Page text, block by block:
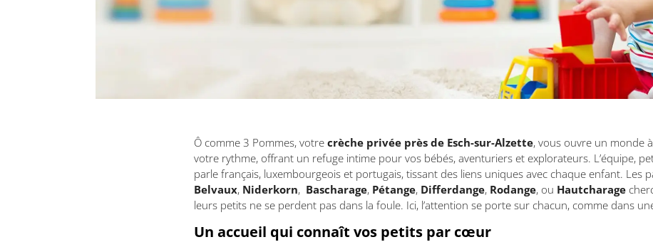
Ô comme 3 Pommes, votre crèche privée près de Esch-sur-Alzette, vous ouvre un monde
votre rythme, offrant un refuge intime pour vos bébés, aventuriers et explorateurs. L’équipe,
parle français, luxembourgeois et portugais, tissant des liens uniques avec chaque enfant. Les
Belvaux, Niderkorn, Bascharage, Pétange, Differdange, Rodange, ou Hautcharage
leurs petits ne se perdent pas dans la foule. Ici, l’attention se porte sur chacun, comme dans
Un accueil qui connaît vos petits par cœur